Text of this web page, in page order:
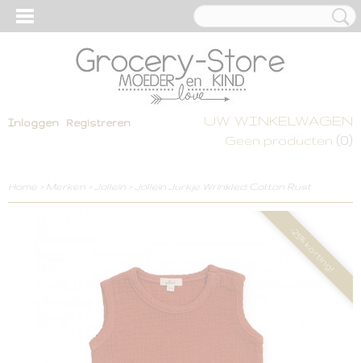
Inloggen Registreren UW WINKELWAGEN
Geen producten (0)
Home > Merken > Jollein > Jollein Jurkje Wrinkled Cotton Rust
-25% korting!